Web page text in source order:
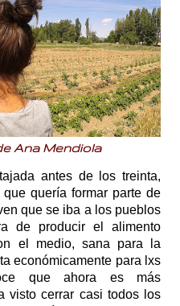
Ana Mendiola
antes de los treinta,
quería formar parte de
que se iba a los pueblos
de producir el alimento
el medio, sana para la
económicamente para lxs
que ahora es más
visto cerrar casi todos los